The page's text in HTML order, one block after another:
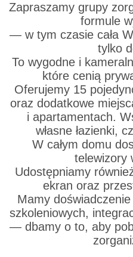
Zapraszamy grupy
formule
— w tym czasie cała
tylko
To wygodne i
które cenią
Oferujemy 15
oraz dodatkowe
i apartamentach.
własne łazienki,
W całym domu
telewizory
Udostępniamy
ekran oraz
Mamy
szkoleniowych,
— dbamy o to, aby